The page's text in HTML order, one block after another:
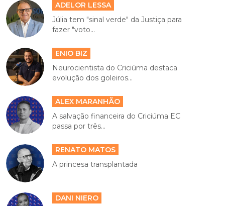
ADELOR LESSA
Júlia tem "sinal verde" da Justiça para
fazer "voto...
ENIO BIZ
Neurocientista do Criciúma destaca
evolução dos goleiros...
ALEX MARANHÃO
A salvação financeira do Criciúma EC
passa por três...
RENATO MATOS
A princesa transplantada
DANI NIERO